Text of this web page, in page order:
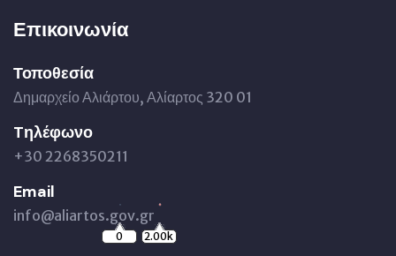
Επικοινωνία
Τοποθεσία
Δημαρχείο Αλιάρτου, Αλίαρτος 320 01
Tηλέφωνο
+30 2268350211
Email
info@aliartos.gov.gr
0 2.00k